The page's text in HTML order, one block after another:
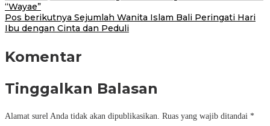
“Wayae”
Pos berikutnya Sejumlah Wanita Islam Bali Peringati Hari
Ibu dengan Cinta dan Peduli
Komentar
Tinggalkan Balasan
Alamat surel Anda tidak akan dipublikasikan. Ruas yang wajib ditandai *